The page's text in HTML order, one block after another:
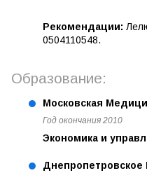
Рекомендации:
0504110548.
Образование:
Московская
Год окончания 2010
Экономика и